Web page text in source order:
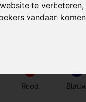
te
vandaan
prijs Al vanaf
Rood Blauw